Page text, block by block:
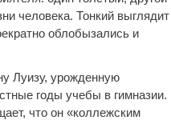
человека. Тонкий выглядит
облобызались и
Луизу, урожденную
годы учебы в гимназии.
что он «коллежским